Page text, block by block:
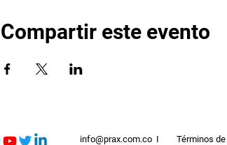
Compartir este evento
info@prax.com.co I Términos